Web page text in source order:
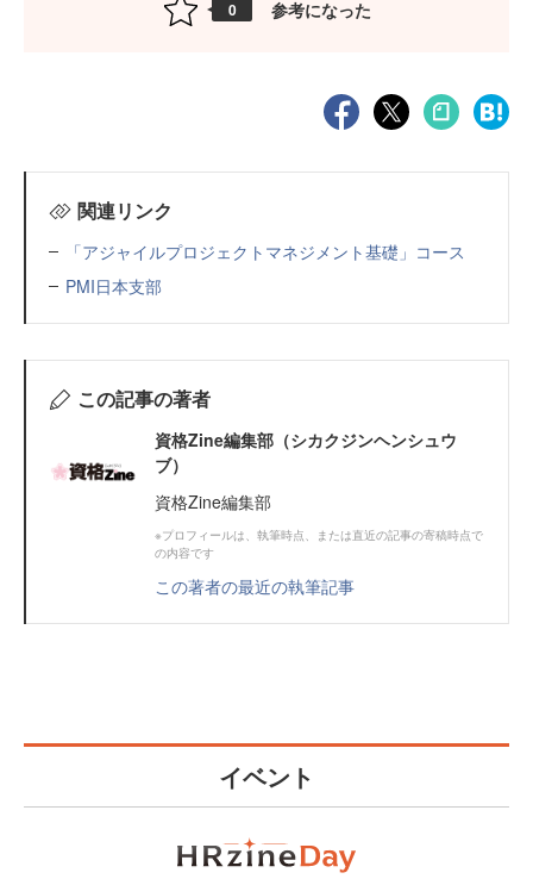
0 参考になった
関連リンク
「アジャイルプロジェクトマネジメント基礎」コース
PMI日本支部
この記事の著者
資格Zine編集部（シカクジンヘンシュウ
ブ）
資格Zine編集部
※プロフィールは、執筆時点、または直近の記事の寄稿時点で
の内容です
この著者の最近の執筆記事
イベント